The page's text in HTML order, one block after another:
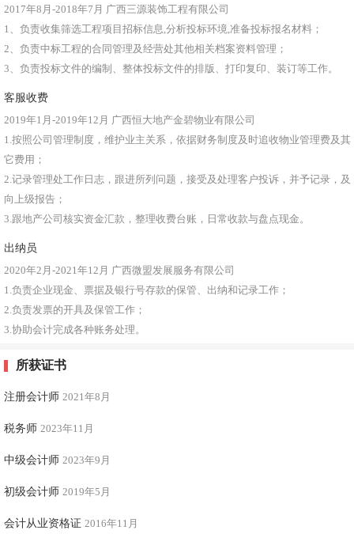
2017年8月-2018年7月 广西三源装饰工程有限公司
1、负责收集筛选工程项目招标信息,分析投标环境,准备投标报名材料；
2、负责中标工程的合同管理及经营处其他相关档案资料管理；
3、负责投标文件的编制、整体投标文件的排版、打印复印、装订等工作。
客服收费
2019年1月-2019年12月 广西恒大地产金碧物业有限公司
1.按照公司管理制度，维护业主关系，依据财务制度及时追收物业管理费及其
它费用；
2.记录管理处工作日志，跟进所列问题，接受及处理客户投诉，并予记录，及
向上级报告；
3.跟地产公司核实资金汇款，整理收费台账，日常收款与盘点现金。
出纳员
2020年2月-2021年12月 广西微盟发展服务有限公司
1.负责企业现金、票据及银行号存款的保管、出纳和记录工作；
2.负责发票的开具及保管工作；
3.协助会计完成各种账务处理。
所获证书
注册会计师 2021年8月
税务师 2023年11月
中级会计师 2023年9月
初级会计师 2019年5月
会计从业资格证 2016年11月